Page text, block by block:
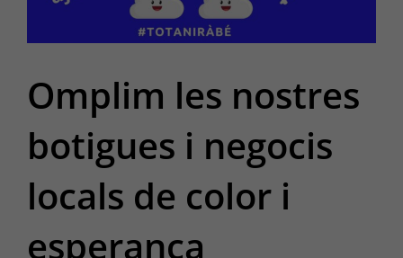
Omplim les nostres
botigues i negocis
locals de color i
esperança